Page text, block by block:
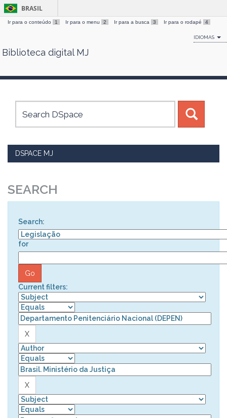
Skip
BRASIL
Ir para o conteúdo 1 Ir para o menu 2 Ir para a busca 3 Ir para o rodapé 4
IDIOMAS
Biblioteca digital MJ
DSPACE MJ
SEARCH
Search:
for
Current filters: